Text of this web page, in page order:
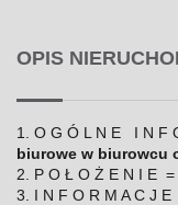
OPIS
1. O G Ó L N E I N F
biurowe w biurowcu
2. P O Ł O Ż E N I E
3. I N F O R M A C J